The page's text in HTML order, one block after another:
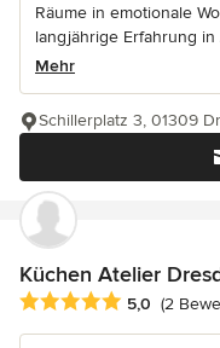
Räume in emotionale
langjährige Erfahrung in
Mehr
Schillerplatz 3, 01309
Küchen Atelier
Durchschnittliche
5,0 (2